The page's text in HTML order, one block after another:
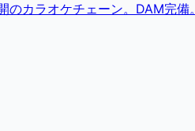
カラオケチェーン。DAM完備。